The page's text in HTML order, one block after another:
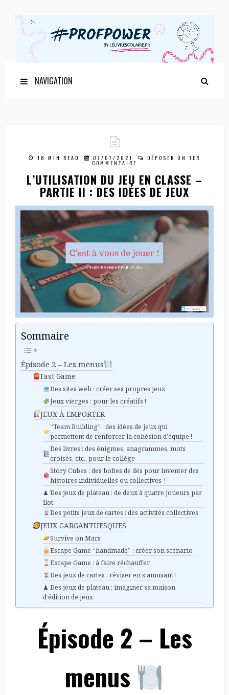
NAVIGATION
18 MIN READ 07/07/2021 DÉPOSER UN 1ER
COMMENTAIRE
L’UTILISATION DU JEU EN CLASSE –
PARTIE II : DES IDÉES DE JEUX
Sommaire
Épisode 2 – Les menus
Fast Game
Des sites web : créer ses propres jeux
Jeux vierges : pour les créatifs !
JEUX À EMPORTER
“Team Building” : des idées de jeux qui
permettent de renforcer la cohésion d’équipe !
Des livres : des énigmes, anagrammes, mots
croisés, etc., pour le collège
Story Cubes : des boîtes de dés pour inventer des
histoires individuelles ou collectives !
♟ Des jeux de plateau : de deux à quatre joueurs par
îlot
Des petits jeux de cartes : des activités collectives
JEUX GARGANTUESQUES
Survive on Mars
Escape Game “handmade” : créer son scénario
Escape Game : à faire réchauffer
Des jeux de cartes : réviser en s’amusant !
♟ Des jeux de plateau : imaginer sa maison
d’édition de jeux
Épisode 2 – Les
menus